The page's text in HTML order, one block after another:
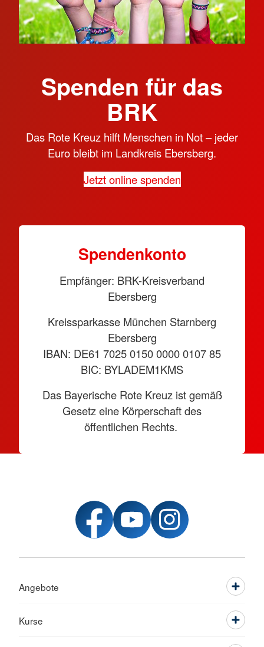
Spenden für das
BRK
Das Rote Kreuz hilft Menschen in Not – jeder
Euro bleibt im Landkreis Ebersberg.
Jetzt online spenden
Spendenkonto
Empfänger: BRK-Kreisverband
Ebersberg
Kreissparkasse München Starnberg
Ebersberg
IBAN: DE61 7025 0150 0000 0107 85
BIC: BYLADEM1KMS
Das Bayerische Rote Kreuz ist gemäß
Gesetz eine Körperschaft des
öffentlichen Rechts.
Angebote
Kurse